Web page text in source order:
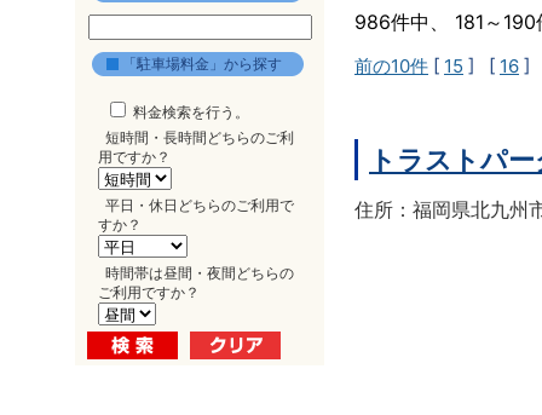
「駐車場料金」から探す
料金検索を行う。
短時間・長時間どちらのご利
用ですか？
平日・休日どちらのご利用で
すか？
時間帯は昼間・夜間どちらの
ご利用ですか？
986件中、 181～
前の10件 [ 15 ] [ 16 ]
トラストパ
住所：福岡県北九州